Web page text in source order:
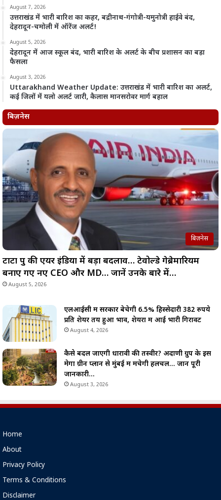
August 7, 2026
उत्तराखंड में भारी बारिश का कहर, बद्रीनाथ-गंगोत्री-यमुनोत्री हाईवे बंद,
देहरादून-चमोली में ऑरेंज अलर्ट!
August 5, 2026
देहरादून में आज स्कूल बंद, भारी बारिश के अलर्ट के बीच प्रशासन का बड़ा
फैसला
August 3, 2026
Uttarakhand Weather Update: उत्तराखंड में भारी बारिश का अलर्ट,
कई जिलों में यलो अलर्ट जारी, कैलास मानसरोवर मार्ग बहाल
बिज़नेस
बिज़नेस
टाटा ग्रुप की एयर इंडिया में बड़ा बदलाव… टेवोल्डे गेब्रेमारियम
बनाए गए नए CEO और MD… जानें उनके बारे में…
August 5, 2026
एलआईसी में सरकार बेचेगी 6.5% हिस्सेदारी 382 रुपये
प्रति शेयर तय हुआ भाव, शेयरों में आई भारी गिरावट
August 4, 2026
कैसे बदल जाएगी धारावी की तस्वीर? अदाणी ग्रुप के इस
मेगा ग्रीन प्लान से मुंबई में मचेगी हलचल… जानें पूरी
जानकारी…
August 3, 2026
Home
About
Privacy Policy
Terms & Conditions
Disclaimer